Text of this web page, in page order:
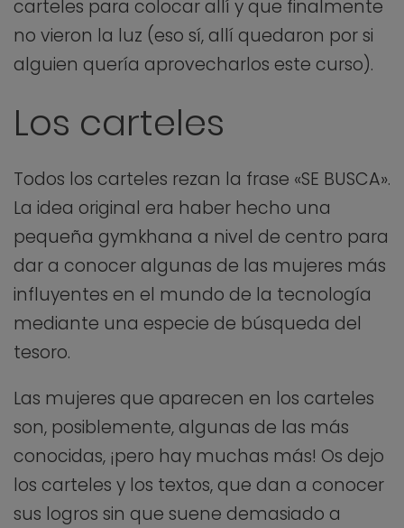
carteles para colocar allí y que finalmente
no vieron la luz (eso sí, allí quedaron por si
alguien quería aprovecharlos este curso).
Los carteles
Todos los carteles rezan la frase «SE BUSCA».
La idea original era haber hecho una
pequeña gymkhana a nivel de centro para
dar a conocer algunas de las mujeres más
influyentes en el mundo de la tecnología
mediante una especie de búsqueda del
tesoro.
Las mujeres que aparecen en los carteles
son, posiblemente, algunas de las más
conocidas, ¡pero hay muchas más! Os dejo
los carteles y los textos, que dan a conocer
sus logros sin que suene demasiado a